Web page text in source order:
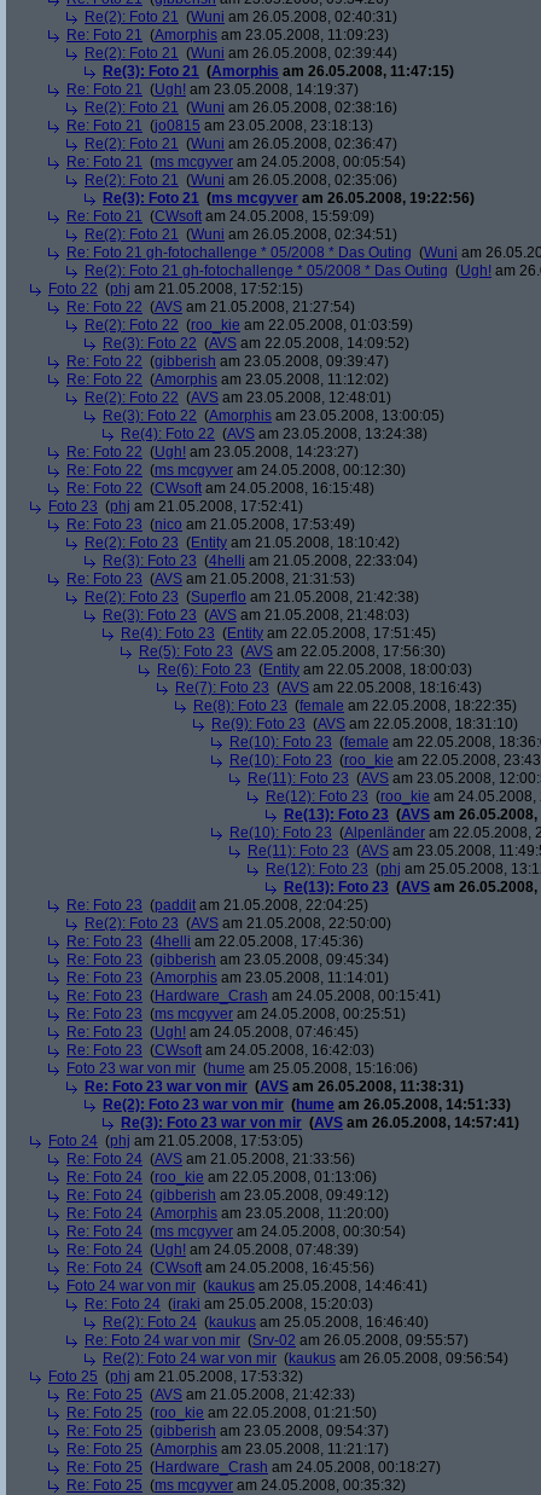
Re(2): Foto 21 (Wuni am 26.05.2008, 02:40:31)
Re: Foto 21 (Amorphis am 23.05.2008, 11:09:23)
Re(2): Foto 21 (Wuni am 26.05.2008, 02:39:44)
Re(3): Foto 21 (Amorphis am 26.05.2008, 11:47:15)
Re: Foto 21 (Ugh! am 23.05.2008, 14:19:37)
Re(2): Foto 21 (Wuni am 26.05.2008, 02:38:16)
Re: Foto 21 (jo0815 am 23.05.2008, 23:18:13)
Re(2): Foto 21 (Wuni am 26.05.2008, 02:36:47)
Re: Foto 21 (ms mcgyver am 24.05.2008, 00:05:54)
Re(2): Foto 21 (Wuni am 26.05.2008, 02:35:06)
Re(3): Foto 21 (ms mcgyver am 26.05.2008, 19:22:56)
Re: Foto 21 (CWsoft am 24.05.2008, 15:59:09)
Re(2): Foto 21 (Wuni am 26.05.2008, 02:34:51)
Re: Foto 21 gh-fotochallenge * 05/2008 * Das Outing (Wuni am
Re(2): Foto 21 gh-fotochallenge * 05/2008 * Das Outing (Ugh! am
Foto 22 (phj am 21.05.2008, 17:52:15)
Re: Foto 22 (AVS am 21.05.2008, 21:27:54)
Re(2): Foto 22 (roo_kie am 22.05.2008, 01:03:59)
Re(3): Foto 22 (AVS am 22.05.2008, 14:09:52)
Re: Foto 22 (gibberish am 23.05.2008, 09:39:47)
Re: Foto 22 (Amorphis am 23.05.2008, 11:12:02)
Re(2): Foto 22 (AVS am 23.05.2008, 12:48:01)
Re(3): Foto 22 (Amorphis am 23.05.2008, 13:00:05)
Re(4): Foto 22 (AVS am 23.05.2008, 13:24:38)
Re: Foto 22 (Ugh! am 23.05.2008, 14:23:27)
Re: Foto 22 (ms mcgyver am 24.05.2008, 00:12:30)
Re: Foto 22 (CWsoft am 24.05.2008, 16:15:48)
Foto 23 (phj am 21.05.2008, 17:52:41)
Re: Foto 23 (nico am 21.05.2008, 17:53:49)
Re(2): Foto 23 (Entity am 21.05.2008, 18:10:42)
Re(3): Foto 23 (4helli am 21.05.2008, 22:33:04)
Re: Foto 23 (AVS am 21.05.2008, 21:31:53)
Re(2): Foto 23 (Superflo am 21.05.2008, 21:42:38)
Re(3): Foto 23 (AVS am 21.05.2008, 21:48:03)
Re(4): Foto 23 (Entity am 22.05.2008, 17:51:45)
Re(5): Foto 23 (AVS am 22.05.2008, 17:56:30)
Re(6): Foto 23 (Entity am 22.05.2008, 18:00:03)
Re(7): Foto 23 (AVS am 22.05.2008, 18:16:43)
Re(8): Foto 23 (female am 22.05.2008, 18:22:35)
Re(9): Foto 23 (AVS am 22.05.2008, 18:31:10)
Re(10): Foto 23 (female am 22.05.2008,
Re(10): Foto 23 (roo_kie am 22.05.2008,
Re(11): Foto 23 (AVS am 23.05.2008,
Re(12): Foto 23 (roo_kie am 24.05.2008,
Re(13): Foto 23 (AVS am
Re(10): Foto 23 (Alpenländer am 22.05.2008,
Re(11): Foto 23 (AVS am 23.05.2008,
Re(12): Foto 23 (phj am 25.05.2008,
Re(13): Foto 23 (AVS am
Re: Foto 23 (paddit am 21.05.2008, 22:04:25)
Re(2): Foto 23 (AVS am 21.05.2008, 22:50:00)
Re: Foto 23 (4helli am 22.05.2008, 17:45:36)
Re: Foto 23 (gibberish am 23.05.2008, 09:45:34)
Re: Foto 23 (Amorphis am 23.05.2008, 11:14:01)
Re: Foto 23 (Hardware_Crash am 24.05.2008, 00:15:41)
Re: Foto 23 (ms mcgyver am 24.05.2008, 00:25:51)
Re: Foto 23 (Ugh! am 24.05.2008, 07:46:45)
Re: Foto 23 (CWsoft am 24.05.2008, 16:42:03)
Foto 23 war von mir (hume am 25.05.2008, 15:16:06)
Re: Foto 23 war von mir (AVS am 26.05.2008, 11:38:31)
Re(2): Foto 23 war von mir (hume am 26.05.2008, 14:51:33)
Re(3): Foto 23 war von mir (AVS am 26.05.2008, 14:57:41)
Foto 24 (phj am 21.05.2008, 17:53:05)
Re: Foto 24 (AVS am 21.05.2008, 21:33:56)
Re: Foto 24 (roo_kie am 22.05.2008, 01:13:06)
Re: Foto 24 (gibberish am 23.05.2008, 09:49:12)
Re: Foto 24 (Amorphis am 23.05.2008, 11:20:00)
Re: Foto 24 (ms mcgyver am 24.05.2008, 00:30:54)
Re: Foto 24 (Ugh! am 24.05.2008, 07:48:39)
Re: Foto 24 (CWsoft am 24.05.2008, 16:45:56)
Foto 24 war von mir (kaukus am 25.05.2008, 14:46:41)
Re: Foto 24 (iraki am 25.05.2008, 15:20:03)
Re(2): Foto 24 (kaukus am 25.05.2008, 16:46:40)
Re: Foto 24 war von mir (Srv-02 am 26.05.2008, 09:55:57)
Re(2): Foto 24 war von mir (kaukus am 26.05.2008, 09:56:54)
Foto 25 (phj am 21.05.2008, 17:53:32)
Re: Foto 25 (AVS am 21.05.2008, 21:42:33)
Re: Foto 25 (roo_kie am 22.05.2008, 01:21:50)
Re: Foto 25 (gibberish am 23.05.2008, 09:54:37)
Re: Foto 25 (Amorphis am 23.05.2008, 11:21:17)
Re: Foto 25 (Hardware_Crash am 24.05.2008, 00:18:27)
Re: Foto 25 (ms mcgyver am 24.05.2008, 00:35:32)